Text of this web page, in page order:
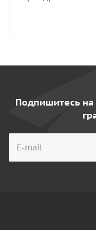
Подпишитесь на